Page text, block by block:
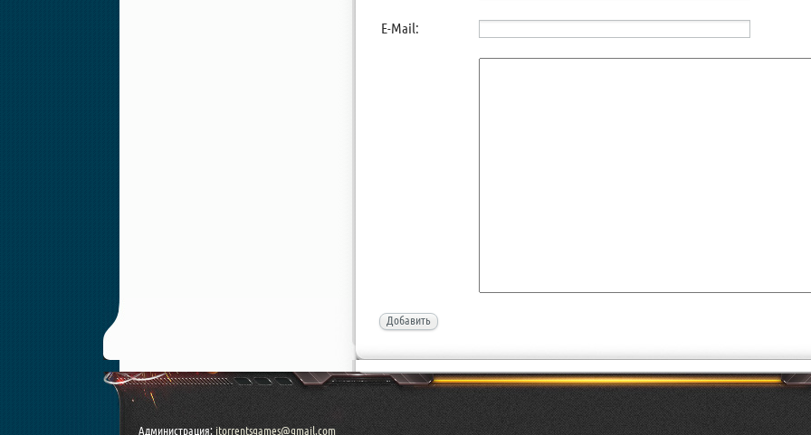
E-Mail:
Добавить
Администрация:itorrentsgames@gmail.com